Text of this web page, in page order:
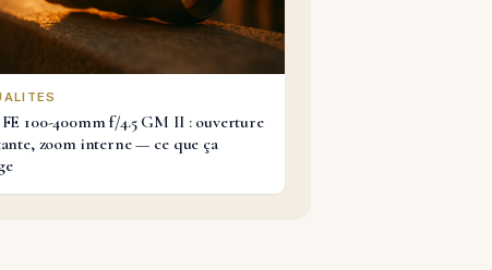
100-400mm f/4.5 GM II : ouverture
zoom interne — ce que ça